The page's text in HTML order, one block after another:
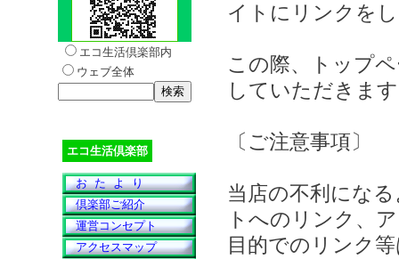
エコ生活倶楽部内
ウェブ全体
エコ生活倶楽部
お た よ り
倶楽部ご紹介
運営コンセプト
アクセスマップ
イトにリンクを
この際、トッ
していただきま
〔ご注意事項〕
当店の不利にな
トへのリンク、
目的でのリンク